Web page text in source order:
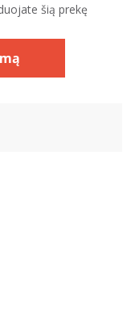
šią prekę